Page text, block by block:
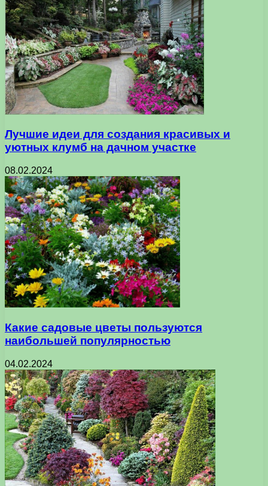
Лучшие идеи для создания красивых и
уютных клумб на дачном участке
08.02.2024
Какие садовые цветы пользуются
наибольшей популярностью
04.02.2024